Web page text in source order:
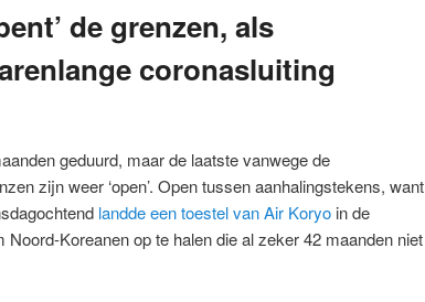
de grenzen, als
coronasluiting
geduurd, maar de laatste vanwege de
zijn weer ‘open’. Open tussen aanhalingstekens, want
landde een toestel van Air Koryo in de
Koreanen op te halen die al zeker 42 maanden niet